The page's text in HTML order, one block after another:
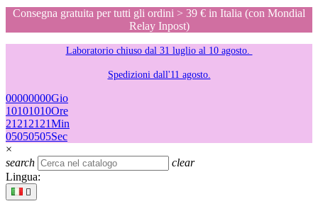
Consegna gratuita per tutti gli ordini > 39 € in Italia (con Mondial
Relay Inpost)
Laboratorio chiuso dal 31 luglio al 10 agosto.
Spedizioni dall'11 agosto.
00000000Gio
10101010Ore
21 21 21 21Min
05050505Sec
×
search
clear
Lingua:
